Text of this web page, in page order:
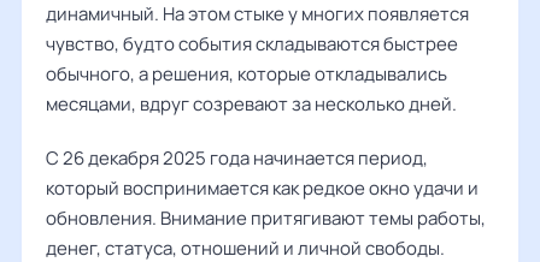
динамичный. На этом стыке у многих появляется
чувство, будто события складываются быстрее
обычного, а решения, которые откладывались
месяцами, вдруг созревают за несколько дней.
С 26 декабря 2025 года начинается период,
который воспринимается как редкое окно удачи и
обновления. Внимание притягивают темы работы,
денег, статуса, отношений и личной свободы.